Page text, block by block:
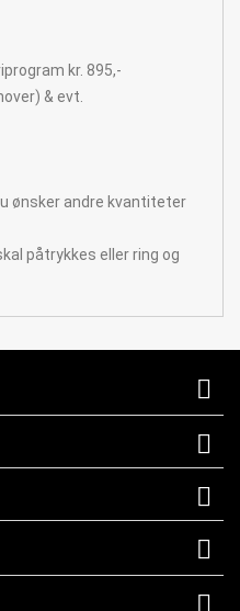
kr. 895,-
& evt.
ønsker andre kvantiteter
påtrykkes eller ring og




